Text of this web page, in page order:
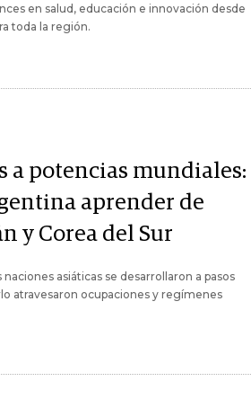
en salud, educación e innovación desde
toda la región.
a potencias mundiales:
aprender de
y Corea del Sur
asiáticas se desarrollaron a pasos
atravesaron ocupaciones y regímenes